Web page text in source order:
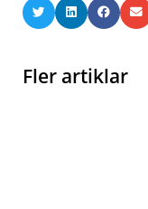
Fler artiklar